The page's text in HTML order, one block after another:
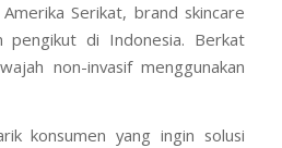
Serikat, brand skincare
pengikut di Indonesia. Berkat
non-invasif menggunakan
konsumen yang ingin solusi